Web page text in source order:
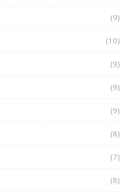
(9)
(10)
(9)
(9)
(9)
(8)
(7)
(8)